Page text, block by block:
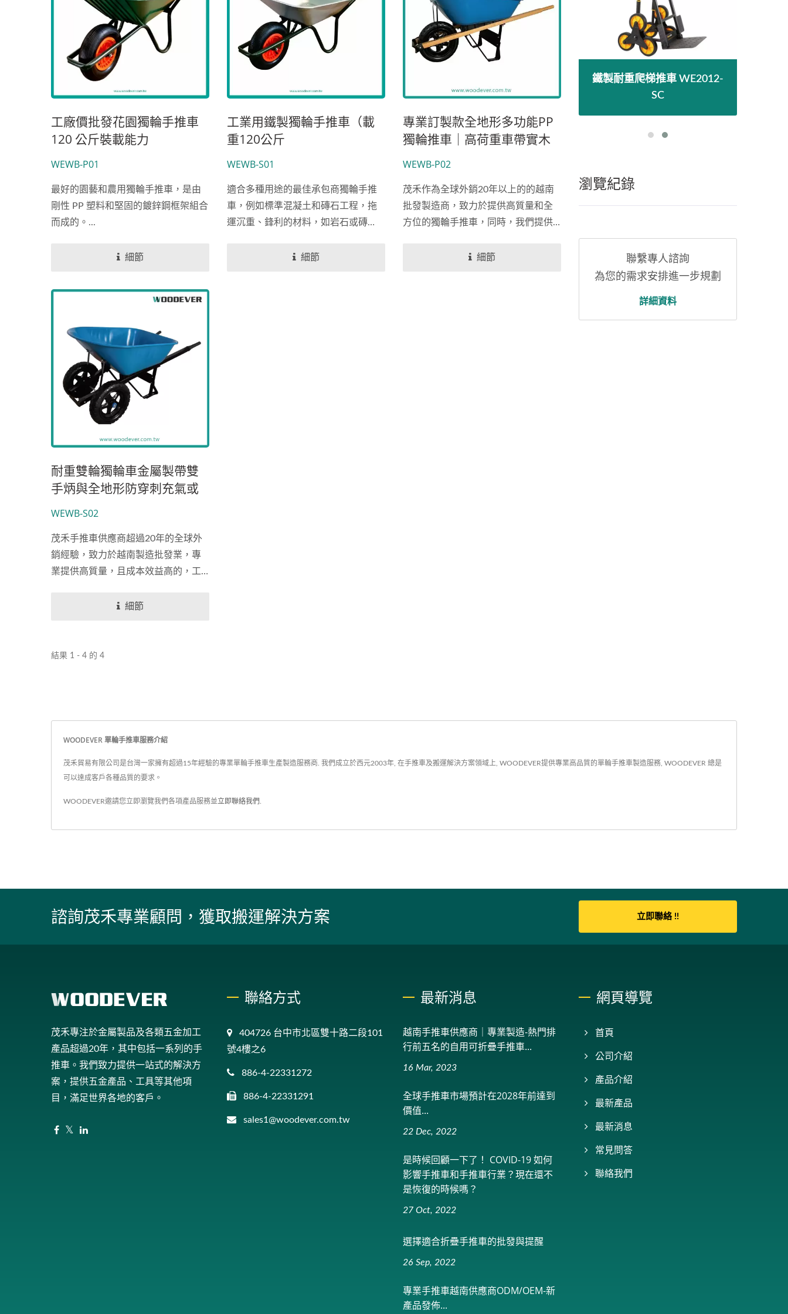
工廠價批發花園獨輪手推車
120 公斤裝載能力
WEWB-P01
最好的園藝和農用獨輪手推車，是由
剛性 PP 塑料和堅固的鍍鋅鋼框架組合
而成的。...
細節
工業用鐵製獨輪手推車（載
重120公斤
WEWB-S01
適合多種用途的最佳承包商獨輪手推
車，例如標準混凝土和磚石工程，拖
運沉重、鋒利的材料，如岩石或磚
細節
專業訂製款全地形多功能PP
獨輪推車｜高荷重車帶實木
手柄與橡膠氣胎輪(載重250
WEWB-P02
茂禾作為全球外銷20年以上的的越南
批發製造商，致力於提供高質量和全
方位的獨輪手推車，同時，我們提供
輪車在市場上的競爭力與符合安全標
細節
耐重雙輪獨輪車金屬製帶雙
手炳與全地形防穿刺充氣或
PU輪胎批發(250公)
WEWB-S02
茂禾手推車供應商超過20年的全球外
銷經驗，致力於越南製造批發業，專
業提供高質量，且成本效益高的，工
生產。我們的產品設計強調操作安全
輪設計，不僅增強了平衡性，還有效
品質鐵材製作，結合專業的沖壓成形
技術，既保證了托盤的堅固與適應
和款式。獨輪手推車配備的充氣橡膠
選擇，憑借其出色的減震性能和地面
細節
結果 1 - 4 的 4
200公斤工業鐵製手推車 HL-P
SC
鐵製耐重爬梯推車 WE2012-
SC
瀏覽紀錄
聯繫專人諮詢
為您的需求安排進一步規劃
詳細資料
WOODEVER 單輪手推車服務介紹
茂禾貿易有限公司是台灣一家擁有超過15年經驗的專業單輪手推車生產製造服務商. 我們成立於西元2003年, 在手推車及搬運解決方案領域上, WOODEVER提供專業高品質的單輪手推車製造服務, WOODEVER 總是
可以達成客戶各種品質的要求。
WOODEVER邀請您立即瀏覽我們各項產品服務並立即聯絡我們
諮詢茂禾專業顧問，獲取搬運解決方案 立即聯絡 !!
茂禾專注於金屬製品及各類五金加工
產品超過20年，其中包括一系列的手
推車。我們致力提供一站式的解決方
案，提供五金產品、工具等其他項
目，滿足世界各地的客戶。
聯絡方式
404726 台中市北區雙十路二段101
號4樓之6
886-4-22331272
886-4-22331291
sales1@woodever.com.tw
最新消息
越南手推車供應商｜專業製造-熱門排
行前五名的自用可折疊手推車...
16 Mar, 2023
全球手推車市場預計在2028年前達到
價值...
22 Dec, 2022
是時候回顧一下了！ COVID-19 如何
影響手推車和手推車行業？現在還不
是恢復的時候嗎？
27 Oct, 2022
選擇適合折疊手推車的批發與提醒
26 Sep, 2022
專業手推車越南供應商ODM/OEM-新
產品發佈...
網頁導覽
首頁
公司介紹
產品介紹
最新產品
最新消息
常見問答
聯絡我們